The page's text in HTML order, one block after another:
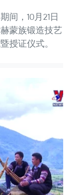
间，10月21日
蒙族锻造技艺
授证仪式。